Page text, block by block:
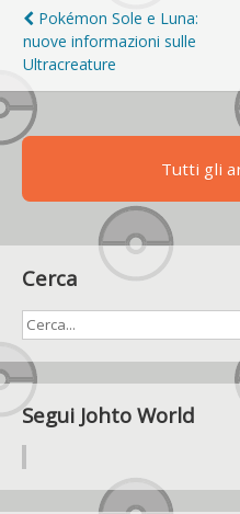
Navigazione
articoli
Pokémon Sole e Luna:
nuove informazioni sulle
Ultracreature
Tutti gli
Cerca
Segui Johto World